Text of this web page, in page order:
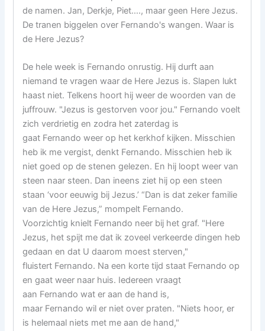
de namen. Jan, Derkje, Piet…., maar geen Here Jezus.
De tranen biggelen over Fernando's wangen. Waar is
de Here Jezus?
De hele week is Fernando onrustig. Hij durft aan
niemand te vragen waar de Here Jezus is. Slapen lukt
haast niet. Telkens hoort hij weer de woorden van de
juffrouw. "Jezus is gestorven voor jou." Fernando voelt
zich verdrietig en zodra het zaterdag is
gaat Fernando weer op het kerkhof kijken. Misschien
heb ik me vergist, denkt Fernando. Misschien heb ik
niet goed op de stenen gelezen. En hij loopt weer van
steen naar steen. Dan ineens ziet hij op een steen
staan ‘voor eeuwig bij Jezus.’ “Dan is dat zeker familie
van de Here Jezus,” mompelt Fernando.
Voorzichtig knielt Fernando neer bij het graf. "Here
Jezus, het spijt me dat ik zoveel verkeerde dingen heb
gedaan en dat U daarom moest sterven,"
fluistert Fernando. Na een korte tijd staat Fernando op
en gaat weer naar huis. Iedereen vraagt
aan Fernando wat er aan de hand is,
maar Fernando wil er niet over praten. "Niets hoor, er
is helemaal niets met me aan de hand,"